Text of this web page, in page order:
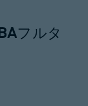
フルタ